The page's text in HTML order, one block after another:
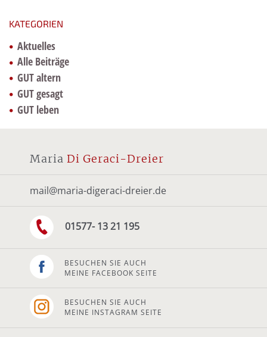
KATEGORIEN
Aktuelles
Alle Beiträge
GUT altern
GUT gesagt
GUT leben
Maria Di Geraci-Dreier
mail@maria-digeraci-dreier.de
01577- 13 21 195
BESUCHEN SIE AUCH
MEINE FACEBOOK SEITE
BESUCHEN SIE AUCH
MEINE INSTAGRAM SEITE